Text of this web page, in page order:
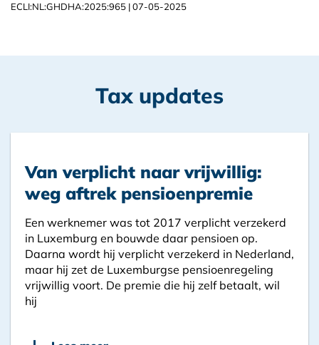
ECLI:NL:GHDHA:2025:965 | 07-05-2025
Tax updates
Van verplicht naar vrijwillig:
weg aftrek pensioenpremie
Een werknemer was tot 2017 verplicht verzekerd
in Luxemburg en bouwde daar pensioen op.
Daarna wordt hij verplicht verzekerd in Nederland,
maar hij zet de Luxemburgse pensioenregeling
vrijwillig voort. De premie die hij zelf betaalt, wil
hij